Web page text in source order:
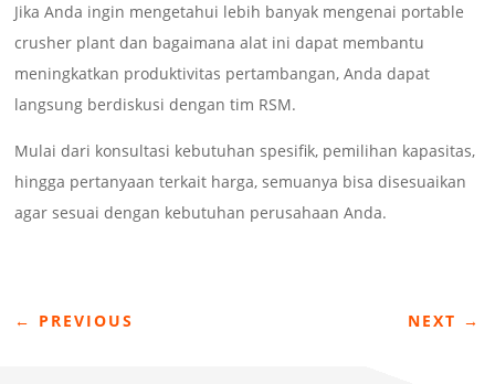
Jika Anda ingin mengetahui lebih banyak mengenai portable
crusher plant dan bagaimana alat ini dapat membantu
meningkatkan produktivitas pertambangan, Anda dapat
langsung berdiskusi dengan tim RSM.
Mulai dari konsultasi kebutuhan spesifik, pemilihan kapasitas,
hingga pertanyaan terkait harga, semuanya bisa disesuaikan
agar sesuai dengan kebutuhan perusahaan Anda.
← PREVIOUS NEXT →